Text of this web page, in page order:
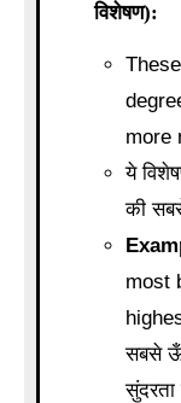
विशेषण):
more
ये
की
most
सबसे
सुंदरता